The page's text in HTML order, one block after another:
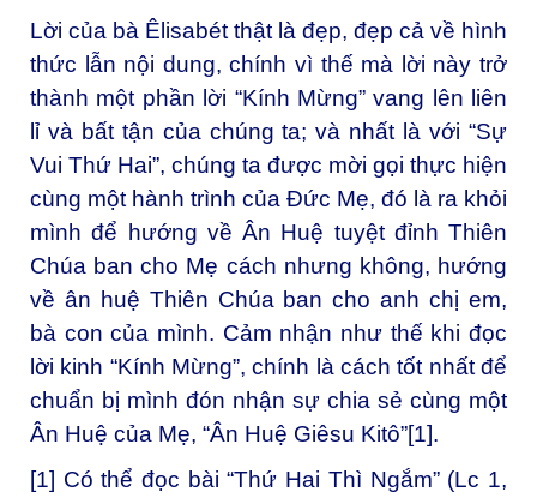
Lời của bà Êlisabét thật là đẹp, đẹp cả về hình
thức lẫn nội dung, chính vì thế mà lời này trở
thành một phần lời “Kính Mừng” vang lên liên
lỉ và bất tận của chúng ta; và nhất là với “Sự
Vui Thứ Hai”, chúng ta được mời gọi thực hiện
cùng một hành trình của Đức Mẹ, đó là ra khỏi
mình để hướng về Ân Huệ tuyệt đỉnh Thiên
Chúa ban cho Mẹ cách nhưng không, hướng
về ân huệ Thiên Chúa ban cho anh chị em,
bà con của mình. Cảm nhận như thế khi đọc
lời kinh “Kính Mừng”, chính là cách tốt nhất để
chuẩn bị mình đón nhận sự chia sẻ cùng một
Ân Huệ của Mẹ, “Ân Huệ Giêsu Kitô”[1].
[1] Có thể đọc bài “Thứ Hai Thì Ngắm” (Lc 1,